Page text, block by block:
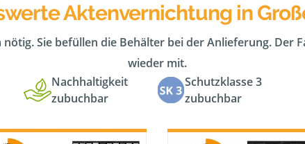
Aktenvernichtung in
Sie befüllen die Behälter bei der Anlieferung.
wieder mit.
Nachhaltigkeit
zubuchbar
Schutzklasse 3
zubuchbar